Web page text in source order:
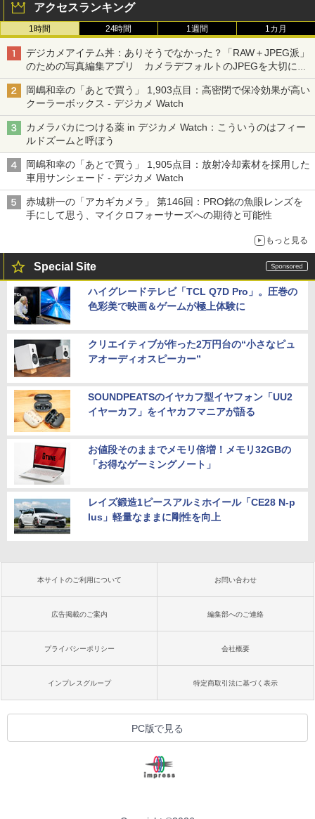
アクセスランキング
1時間 24時間 1週間 1カ月
デジカメアイテム丼：ありそうでなかった？「RAW＋JPEG派」
のための写真編集アプリ カメラデフォルトのJPEGを大切にす
る「Filmator」
岡嶋和幸の「あとで買う」 1,903点目：高密閉で保冷効果が高い
クーラーボックス - デジカメ Watch
カメラバカにつける薬 in デジカメ Watch：こういうのはフィー
ルドズームと呼ぼう
岡嶋和幸の「あとで買う」 1,905点目：放射冷却素材を採用した
車用サンシェード - デジカメ Watch
赤城耕一の「アカギカメラ」 第146回：PRO銘の魚眼レンズを
手にして思う、マイクロフォーサーズへの期待と可能性
もっと見る
Special Site
ハイグレードテレビ「TCL Q7D Pro」。圧巻の
色彩美で映画＆ゲームが極上体験に
クリエイティブが作った2万円台の“小さなピュ
アオーディオスピーカー”
SOUNDPEATSのイヤカフ型イヤフォン「UU2
イヤーカフ」をイヤカフマニアが語る
お値段そのままでメモリ倍増！メモリ32GBの
「お得なゲーミングノート」
レイズ鍛造1ピースアルミホイール「CE28 N-p
lus」軽量なままに剛性を向上
本サイトのご利用について お問い合わせ
広告掲載のご案内 編集部へのご連絡
プライバシーポリシー 会社概要
インプレスグループ 特定商取引法に基づく表示
PC版で見る